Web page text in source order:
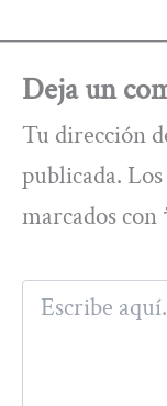
Deja un
Tu dirección
publicada.
marcados con
aquí...